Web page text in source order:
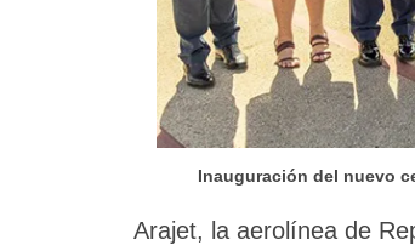
Inauguración del nuevo
Arajet, la aerolínea de